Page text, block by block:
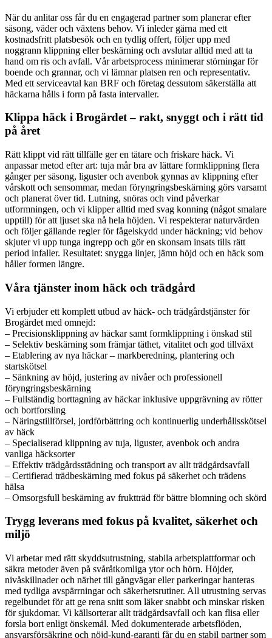
När du anlitar oss får du en engagerad partner som planerar efter
säsong, väder och växtens behov. Vi inleder gärna med ett
kostnadsfritt platsbesök och en tydlig offert, följer upp med
noggrann klippning eller beskärning och avslutar alltid med att ta
hand om ris och avfall. Vår arbetsprocess minimerar störningar för
boende och grannar, och vi lämnar platsen ren och representativ.
Med ett serviceavtal kan BRF och företag dessutom säkerställa att
häckarna hålls i form på fasta intervaller.
Klippa häck i Brogärdet – rakt, snyggt och i rätt tid
på året
Rätt klippt vid rätt tillfälle ger en tätare och friskare häck. Vi
anpassar metod efter art: tuja mår bra av lättare formklippning flera
gånger per säsong, liguster och avenbok gynnas av klippning efter
vårskott och sensommar, medan föryngringsbeskärning görs varsamt
och planerat över tid. Lutning, snöras och vind påverkar
utformningen, och vi klipper alltid med svag konning (något smalare
upptill) för att ljuset ska nå hela höjden. Vi respekterar naturvärden
och följer gällande regler för fågelskydd under häckning; vid behov
skjuter vi upp tunga ingrepp och gör en skonsam insats tills rätt
period infaller. Resultatet: snygga linjer, jämn höjd och en häck som
håller formen längre.
Våra tjänster inom häck och trädgård
Vi erbjuder ett komplett utbud av häck- och trädgårdstjänster för
Brogärdet med omnejd:
– Precisionsklippning av häckar samt formklippning i önskad stil
– Selektiv beskärning som främjar täthet, vitalitet och god tillväxt
– Etablering av nya häckar – markberedning, plantering och
startskötsel
– Sänkning av höjd, justering av nivåer och professionell
föryngringsbeskärning
– Fullständig borttagning av häckar inklusive uppgrävning av rötter
och bortforsling
– Näringstillförsel, jordförbättring och kontinuerlig underhållsskötsel
av häck
– Specialiserad klippning av tuja, liguster, avenbok och andra
vanliga häcksorter
– Effektiv trädgårdsstädning och transport av allt trädgårdsavfall
– Certifierad trädbeskärning med fokus på säkerhet och trädens
hälsa
– Omsorgsfull beskärning av fruktträd för bättre blomning och skörd
Trygg leverans med fokus på kvalitet, säkerhet och
miljö
Vi arbetar med rätt skyddsutrustning, stabila arbetsplattformar och
säkra metoder även på svåråtkomliga ytor och hörn. Höjder,
nivåskillnader och närhet till gångvägar eller parkeringar hanteras
med tydliga avspärrningar och säkerhetsrutiner. All utrustning servas
regelbundet för att ge rena snitt som läker snabbt och minskar risken
för sjukdomar. Vi källsorterar allt trädgårdsavfall och kan flisa eller
forsla bort enligt önskemål. Med dokumenterade arbetsflöden,
ansvarsförsäkring och nöjd-kund-garanti får du en stabil partner som